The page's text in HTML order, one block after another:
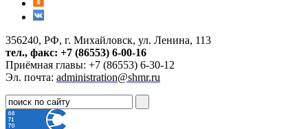
356240, РФ, г. Михайловск, ул. Ленина, 113
тел., факс: +7 (86553) 6-00-16
Приёмная главы: +7 (86553) 6-30-12
Эл. почта: administration@shmr.ru